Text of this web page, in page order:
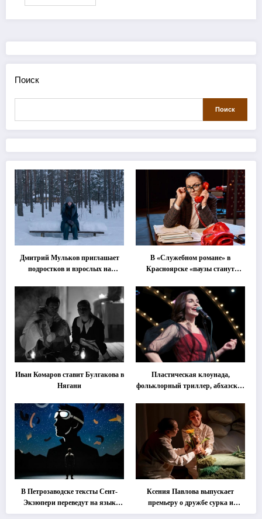
Поиск
Поиск
Дмитрий Мульков приглашает
подростков и взрослых на
В «Служебном романе» в
Красноярске «паузы станут
Иван Комаров ставит Булгакова в
Нягани
Пластическая клоунада,
фольклорный триллер, абхазская
втором этапе фестиваля
«Монокль»
В Петрозаводске тексты Сент-
Экзюпери переведут на язык
современной хореографии
Ксения Павлова выпускает
премьеру о дружбе сурка и
одуванчика